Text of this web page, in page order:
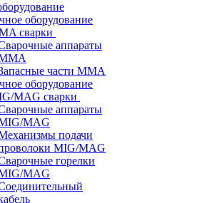
оборудование
сварки
аппараты
части MMA
оборудование
MAG сварки
аппараты
MAG
подачи
MIG/MAG
горелки
MAG